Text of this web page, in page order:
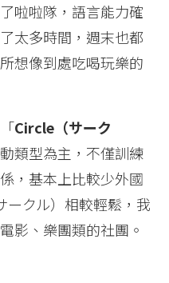
啦啦隊，語言能力確
太多時間，週末也都
想像到處吃喝玩樂的
Circle（サーク
類型為主，不僅訓練
，基本上比較少外國
ークル）相較輕鬆，我
影、樂團類的社團。